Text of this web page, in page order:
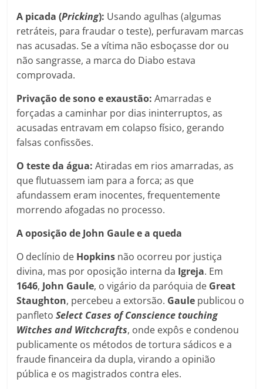
A picada (Pricking): Usando agulhas (algumas
retráteis, para fraudar o teste), perfuravam marcas
nas acusadas. Se a vítima não esboçasse dor ou
não sangrasse, a marca do Diabo estava
comprovada.
Privação de sono e exaustão: Amarradas e
forçadas a caminhar por dias ininterruptos, as
acusadas entravam em colapso físico, gerando
falsas confissões.
O teste da água: Atiradas em rios amarradas, as
que flutuassem iam para a forca; as que
afundassem eram inocentes, frequentemente
morrendo afogadas no processo.
A oposição de John Gaule e a queda
O declínio de Hopkins não ocorreu por justiça
divina, mas por oposição interna da Igreja. Em
1646, John Gaule, o vigário da paróquia de Great
Staughton, percebeu a extorsão. Gaule publicou o
panfletoSelect Cases of Conscience touching
Witches and Witchcrafts, onde expôs e condenou
publicamente os métodos de tortura sádicos e a
fraude financeira da dupla, virando a opinião
pública e os magistrados contra eles.